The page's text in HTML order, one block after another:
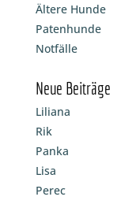
Ältere Hunde
Patenhunde
Notfälle
Neue Beiträge
Liliana
Rik
Panka
Lisa
Perec